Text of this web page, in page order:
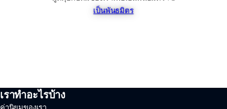
เป็นพันธมิตร
เราทำอะไรบ้าง